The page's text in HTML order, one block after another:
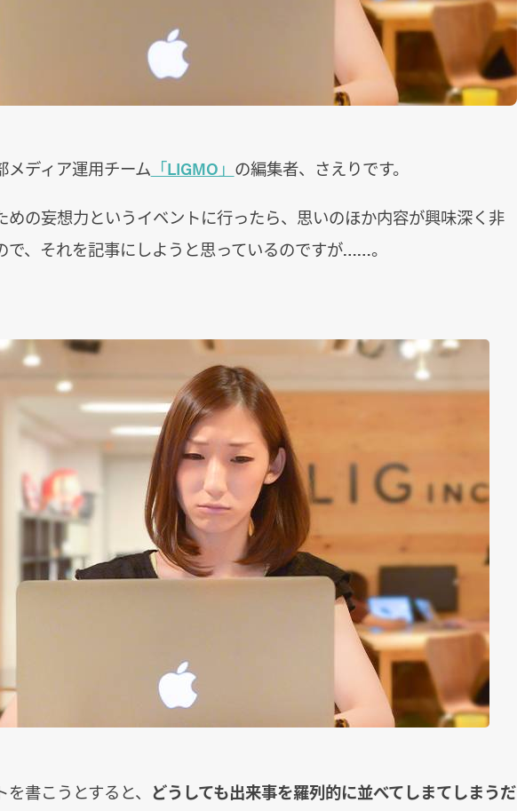
メディア運用チーム 「LIGMO」 の編集者、さえりです。
めの妄想力というイベントに行ったら、思いのほか内容が興味深く非
で、それを記事にしようと思っているのですが……。
書こうとすると、 どうしても出来事を羅列的に並べてしまてしまうだ